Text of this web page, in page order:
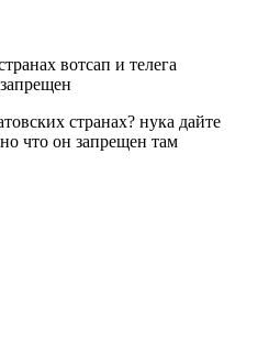
вотсап и телега
странах? нука дайте
что он запрещен там